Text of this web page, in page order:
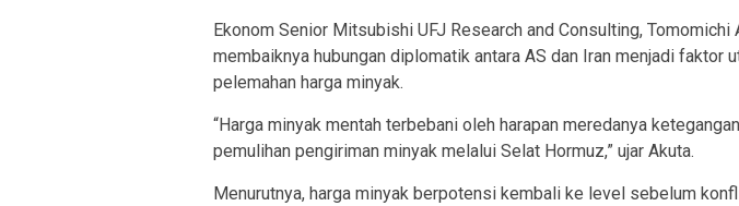
Ekonom Senior Mitsubishi UFJ Research and Consulting, Tomomichi
membaiknya hubungan diplomatik antara AS dan Iran menjadi faktor
pelemahan harga minyak.
“Harga minyak mentah terbebani oleh harapan meredanya
pemulihan pengiriman minyak melalui Selat Hormuz,” ujar Akuta.
Menurutnya, harga minyak berpotensi kembali ke level sebelum